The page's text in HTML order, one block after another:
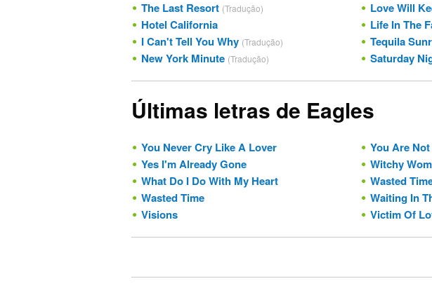
The Last Resort (Tradução) Love Will
Hotel California Life In The
I Can't Tell You Why (Tradução) Tequila
New York Minute (Tradução) Saturday
Últimas letras de Eagles
You Never Cry Like A Lover
You Are
Yes I'm Already Gone
Witchy
What Do I Do With My Heart
Wasted
Wasted Time
Waiting In
Visions
Victim Of